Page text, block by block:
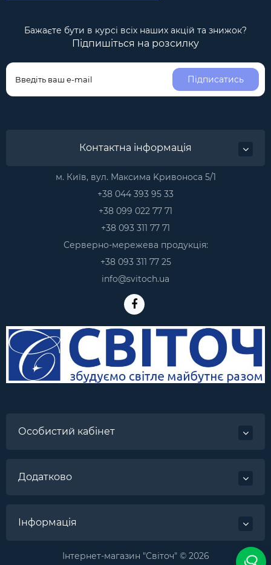
Бажаєте бути в курсі всіх наших акцій та знижок?
Підпишіться на розсилку
Підписатись
Контактна інформація
м. Київ, вул. Максима Kривоноса 5/1
+38 044 393 95 33
+38 099 022 77 71
+38 093 311 77 71
Серверно-мережева продукція:
+38 093 311 77 25
info@svitoch.ua
Особистий кабінет
Додатково
Інформація
Інтернет-магазин "Світоч" © 2026